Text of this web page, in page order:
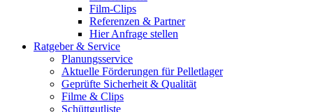
Film-Clips
Referenzen & Partner
Hier Anfrage stellen
Ratgeber & Service
Planungsservice
Aktuelle Förderungen für Pelletlager
Geprüfte Sicherheit & Qualität
Filme & Clips
Schüttgutliste